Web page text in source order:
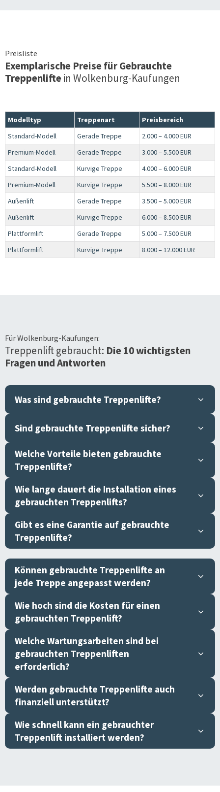
Preisliste
Exemplarische Preise für Gebrauchte
Treppenliftein Wolkenburg-Kaufungen
Modelltyp Treppenart
Preisbereich
Standard-Modell
Gerade Treppe
2.000 – 4.000 EUR
Premium-Modell
Gerade Treppe
3.000 – 5.500 EUR
Standard-Modell
Kurvige Treppe
4.000 – 6.000 EUR
Premium-Modell
Kurvige Treppe
5.500 – 8.000 EUR
Außenlift
Gerade Treppe
3.500 – 5.000 EUR
Außenlift
Kurvige Treppe
6.000 – 8.500 EUR
Plattformlift
Gerade Treppe
5.000 – 7.500 EUR
Plattformlift
Kurvige Treppe 8.000 – 12.000 EUR
FürWolkenburg-Kaufungen:
Treppenlift gebraucht: Die 10 wichtigsten
Fragen und Antworten
Was sind gebrauchte Treppenlifte?
Sind gebrauchte Treppenlifte sicher?
Welche Vorteile bieten gebrauchte
Treppenlifte?
Wie lange dauert die Installation eines
gebrauchten Treppenlifts?
Gibt es eine Garantie auf gebrauchte
Treppenlifte?
Können gebrauchte Treppenlifte an
jede Treppe angepasst werden?
Wie hoch sind die Kosten für einen
gebrauchten Treppenlift?
Welche Wartungsarbeiten sind bei
gebrauchten Treppenliften
erforderlich?
Werden gebrauchte Treppenlifte auch
finanziell unterstützt?
Wie schnell kann ein gebrauchter
Treppenlift installiert werden?